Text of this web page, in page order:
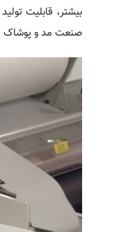
بیشتر، قابلیت
صنعت مد و پوشاک